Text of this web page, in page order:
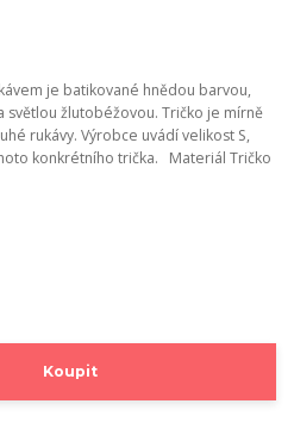
je batikované hnědou barvou,
světlou žlutobéžovou. Tričko je mírně
rukávy. Výrobce uvádí velikost S,
konkrétního trička. Materiál Tričko
Koupit